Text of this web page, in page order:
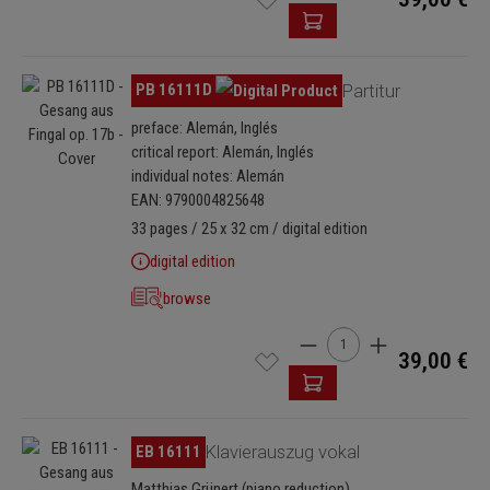
beruht, macht damit die Orchesterfassung erstmals für
Omitir galería de imágenes
PB 16111D Partitur
preface: Alemán, Inglés
critical report: Alemán, Inglés
individual notes: Alemán
EAN: 9790004825648
33 pages / 25 x 32 cm / digital edition
digital edition
browse
Cantidad del producto:
39,00 €
Omitir galería de imágenes
EB 16111 Klavierauszug vokal